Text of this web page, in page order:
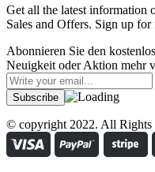
Get all the latest information
Sales and Offers. Sign up for
Abonnieren Sie den
Neuigkeit oder Aktion mehr
© copyright 2022. All Rights